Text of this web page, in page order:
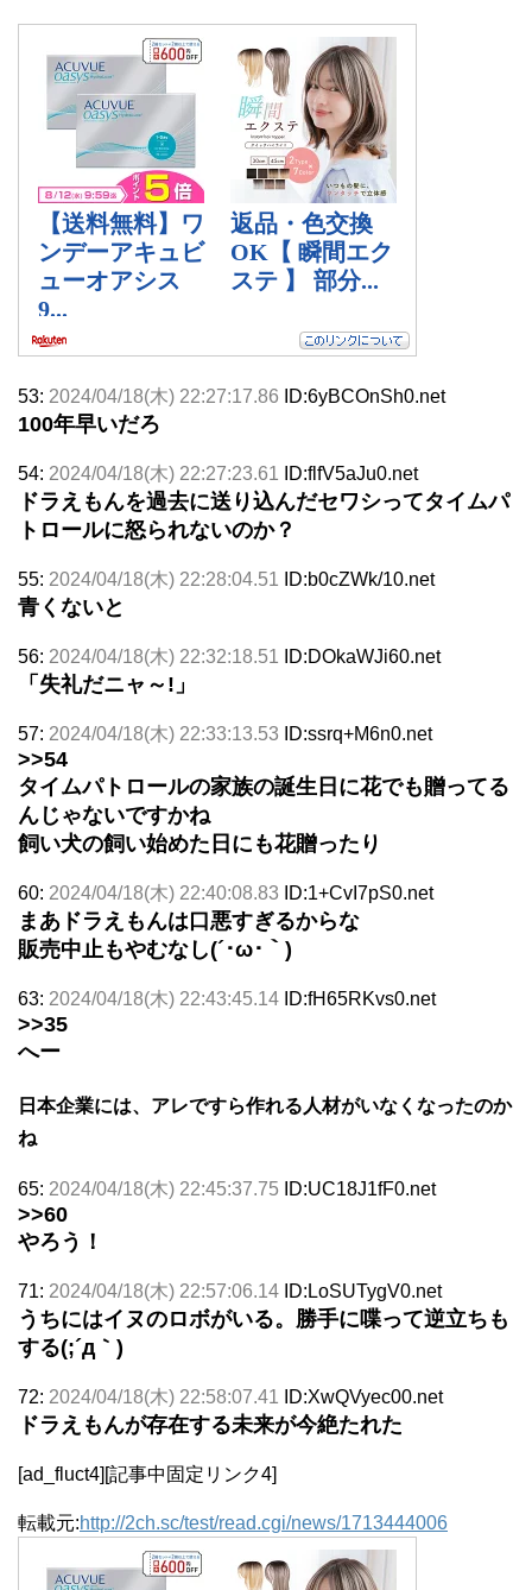
53: 2024/04/18(木) 22:27:17.86 ID:6yBCOnSh0.net
100年早いだろ
54: 2024/04/18(木) 22:27:23.61 ID:flfV5aJu0.net
ドラえもんを過去に送り込んだセワシってタイムパ
トロールに怒られないのか？
55: 2024/04/18(木) 22:28:04.51 ID:b0cZWk/10.net
青くないと
56: 2024/04/18(木) 22:32:18.51 ID:DOkaWJi60.net
「失礼だニャ～!」
57: 2024/04/18(木) 22:33:13.53 ID:ssrq+M6n0.net
>>54
タイムパトロールの家族の誕生日に花でも贈ってる
んじゃないですかね
飼い犬の飼い始めた日にも花贈ったり
60: 2024/04/18(木) 22:40:08.83 ID:1+CvI7pS0.net
まあドラえもんは口悪すぎるからな
販売中止もやむなし(´･ω･｀)
63: 2024/04/18(木) 22:43:45.14 ID:fH65RKvs0.net
>>35
へー
日本企業には、アレですら作れる人材がいなくなったのか
ね
65: 2024/04/18(木) 22:45:37.75 ID:UC18J1fF0.net
>>60
やろう！
71: 2024/04/18(木) 22:57:06.14 ID:LoSUTygV0.net
うちにはイヌのロボがいる。勝手に喋って逆立ちも
する(;´д｀)
72: 2024/04/18(木) 22:58:07.41 ID:XwQVyec00.net
ドラえもんが存在する未来が今絶たれた
[ad_fluct4][記事中固定リンク4]
転載元:http://2ch.sc/test/read.cgi/news/1713444006